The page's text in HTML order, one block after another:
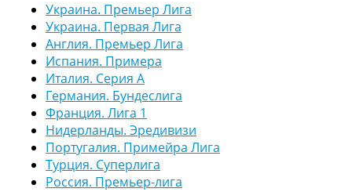
Украина. Премьер Лига
Украина. Первая Лига
Англия. Премьер Лига
Испания. Примера
Италия. Серия А
Германия. Бундеслига
Франция. Лига 1
Нидерланды. Эредивизи
Португалия. Примейра Лига
Турция. Суперлига
Россия. Премьер-лига